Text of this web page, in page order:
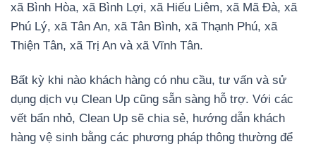
xã Bình Hòa, xã Bình Lợi, xã Hiếu Liêm, xã Mã Đà, xã
Phú Lý, xã Tân An, xã Tân Bình, xã Thạnh Phú, xã
Thiện Tân, xã Trị An và xã Vĩnh Tân.
Bất kỳ khi nào khách hàng có nhu cầu, tư vấn và sử
dụng dịch vụ Clean Up cũng sẵn sàng hỗ trợ. Với các
vết bẩn nhỏ, Clean Up sẽ chia sẻ, hướng dẫn khách
hàng vệ sinh bằng các phương pháp thông thường để